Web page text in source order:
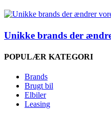
Unikke brands der
POPULÆR KATEGORI
Brands
Brugt bil
Elbiler
Leasing